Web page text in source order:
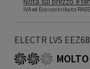
IVA ed Eco-contributo
ELECTR LVS